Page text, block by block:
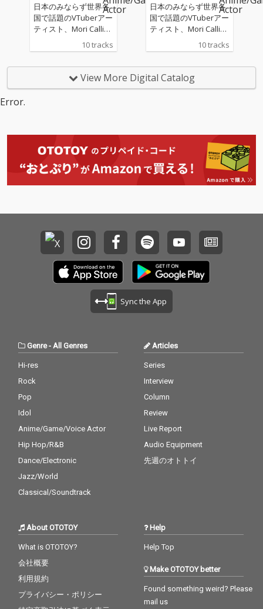
日本のみならず世界各
国で話題のVTuberアー
ティスト、Mori Calliop
e。Major 3rdアルバム
『DISASTERPIECE』を
バムタイトルの『DISA
STERPIECE』(読み方:デ
る。完璧でないことを
肯定する、そんなメッ
セージ性を込めた作品
となっている。TVアニ
入歌「Rivals and Equa
ls」他、PrimeVideo
『最強新コンビ決定戦
THEゴールデンコンビ2
025 』主題歌「Gold U
nbalance feat. 中島健
人」、テレビ朝日金曜
ナイトドラマ『魔物』
You」等、多くのタイ
アップ曲等を収録。
10 tracks
日本のみならず世界各
国で話題のVTuberアー
ティスト、Mori Calliop
e。Major 3rdアルバム
『DISASTERPIECE』を
バムタイトルの『DISA
STERPIECE』(読み方:デ
意味が込められてい
る。完璧でないことを
肯定する、そんなメッ
セージ性を込めた作品
となっている。TVアニ
入歌「Rivals and Equa
ls」他、PrimeVideo
『最強新コンビ決定戦
THEゴールデンコンビ2
025 』主題歌「Gold U
nbalance feat. 中島健
人」、テレビ朝日金曜
ナイトドラマ『魔物』
You」等、多くのタイ
アップ曲等を収録。
10 tracks
View More Digital Catalog
Error.
Sync the App
Genre-All Genres
Hi-res
Rock
Pop
Idol
Anime/Game/Voice Actor
Hip Hop/R&B
Dance/Electronic
Jazz/World
Classical/Soundtrack
Articles
Series
Interview
Column
Review
Live Report
Audio Equipment
先週のオトトイ
About OTOTOY
What is OTOTOY?
会社概要
利用規約
プライバシー・ポリシー
Help
Help Top
Make OTOTOY better
Found something weird? Please
mail us